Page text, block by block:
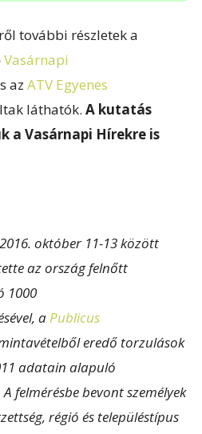
további részletek a
Vasárnapi
az ATV Egyenes
láthatók. A kutatás
a Vasárnapi Hírekre is
október 11-13 között
az ország felnőtt
1000
aPublicus
eredő torzulások
adatain alapuló
felmérésbe bevont személyek
régió és településtípus